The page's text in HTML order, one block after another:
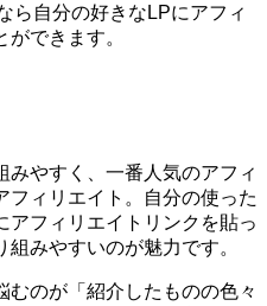
ら自分の好きなLPにアフィ
できます。
みやすく、一番人気のアフィ
フィリエイト。自分の使った
アフィリエイトリンクを貼っ
みやすいのが魅力です。
むのが「紹介したものの色々